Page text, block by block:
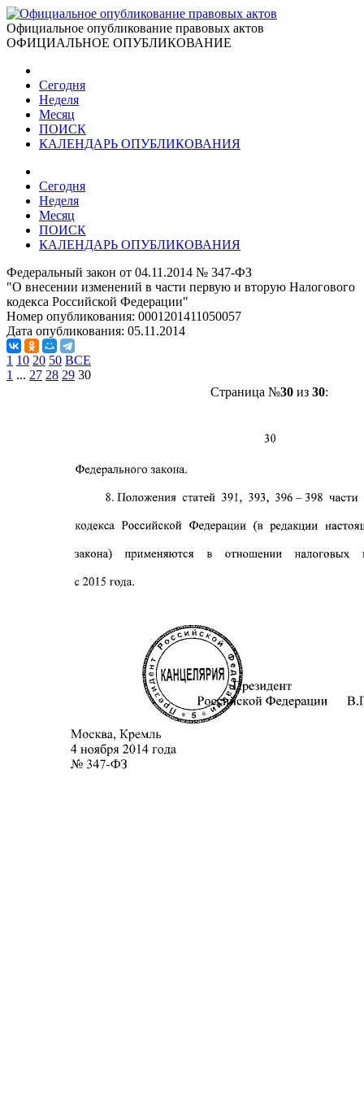
Официальное опубликование правовых актов
ОФИЦИАЛЬНОЕ ОПУБЛИКОВАНИЕ
Сегодня
Неделя
Месяц
ПОИСК
КАЛЕНДАРЬ ОПУБЛИКОВАНИЯ
Сегодня
Неделя
Месяц
ПОИСК
КАЛЕНДАРЬ ОПУБЛИКОВАНИЯ
Федеральный закон от 04.11.2014 № 347-ФЗ
"О внесении изменений в части первую и вторую Налогового
кодекса Российской Федерации"
Номер опубликования: 0001201411050057
Дата опубликования: 05.11.2014
1 10 20 50 ВСЕ
1 ... 27 28 29 30
Страница №30из 30: